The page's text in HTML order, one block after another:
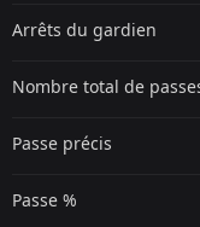
Arrêts du gardien
Nombre total de
Passe précis
Passe %